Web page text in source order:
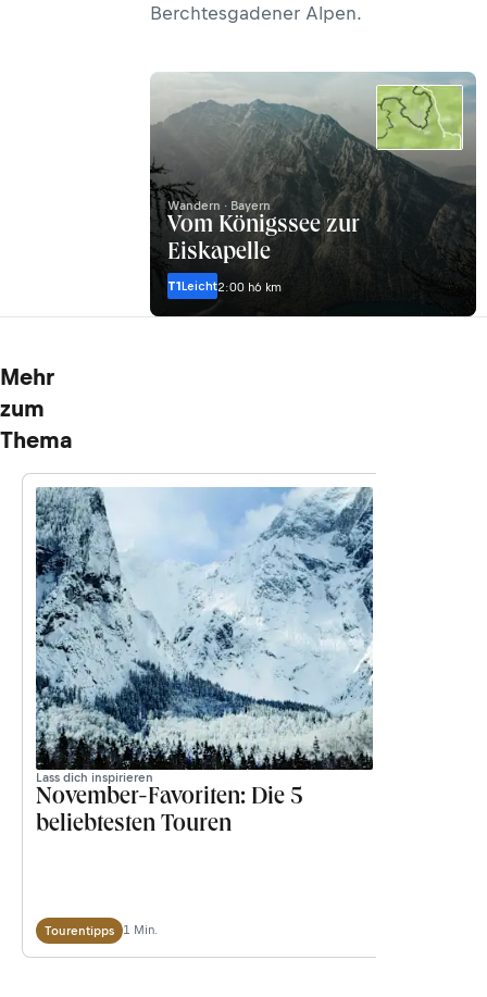
Berchtesgadener Alpen.
Wandern · Bayern
Vom Königssee zur
Eiskapelle
T1Leicht2:00 h6 km
Mehr
zum
Thema
Lass dich inspirieren
November-Favoriten: Die 5
beliebtesten Touren
Tourentipps 1 Min.